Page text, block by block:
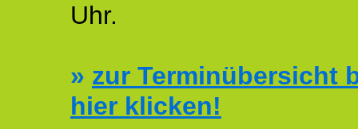
Uhr.
» zur Terminübersicht
hier klicken!